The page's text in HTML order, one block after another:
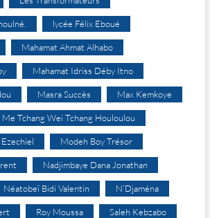
lycée Félix Eboué
Mahamat Ahmat Alhabo
Mahamat Idriss Déby Itno
Masra Succès Max Kemkoye
Me Tchang Wei Tchang Houloulou
Modeh Boy Trésor
Nadjimbaye Dana Jonathan
Néatobeï Bidi Valentin N’Djaména
Roy Moussa Saleh Kebzabo